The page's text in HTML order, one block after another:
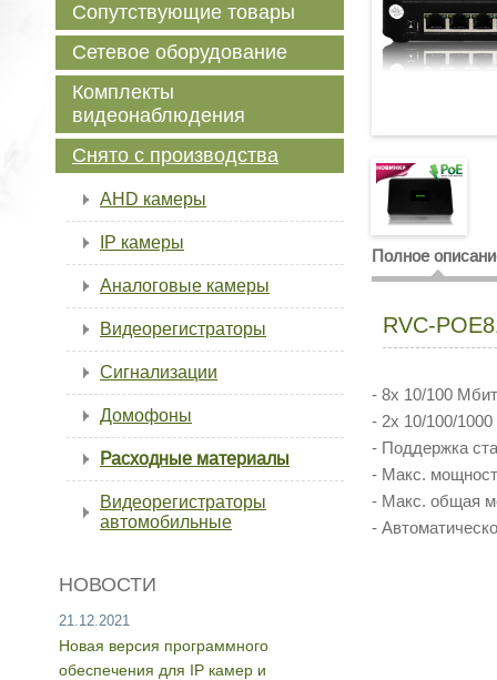
Полное
RVC-
- 8x 10/100
- 2x 10/100/
- Поддержка
- Макс.
- Макс. общая
-
Сопутствующие товары
Сетевое оборудование
Комплекты
видеонаблюдения
Снято с производства
AHD камеры
IP камеры
Аналоговые камеры
Видеорегистраторы
Сигнализации
Домофоны
Расходные материалы
Видеорегистраторы
автомобильные
НОВОСТИ
21.12.2021
Новая версия программного
обеспечения для IP камер и